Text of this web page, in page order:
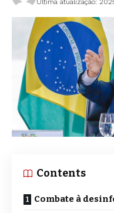
Última atualização:
Contents
Combate à